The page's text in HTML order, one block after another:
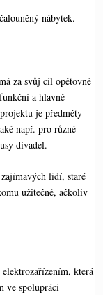
nábytek.
za svůj cíl opětovné
a hlavně
je předměty
např. pro různé
divadel.
lidí, staré
užitečné, ačkoliv
která
ve spolupráci